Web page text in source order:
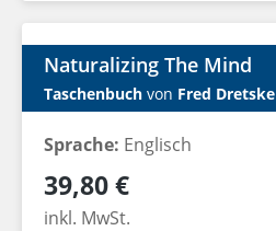
Naturalizing The Mind
Taschenbuch von Fred Dretske
Sprache: Englisch
Regulärer Preis:
39,80 €
inkl. MwSt.